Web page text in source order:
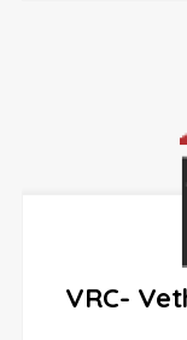
VRC-